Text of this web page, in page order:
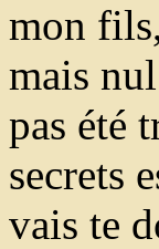
mon
mais
pas été
secrets
vais te